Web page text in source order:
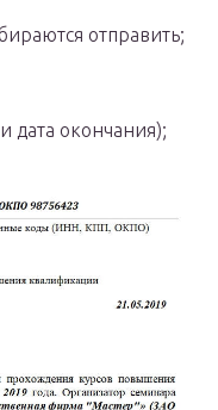
отправить;
дата окончания);